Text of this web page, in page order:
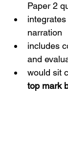
Paper 2
narration
includes
and
would sit
top mark